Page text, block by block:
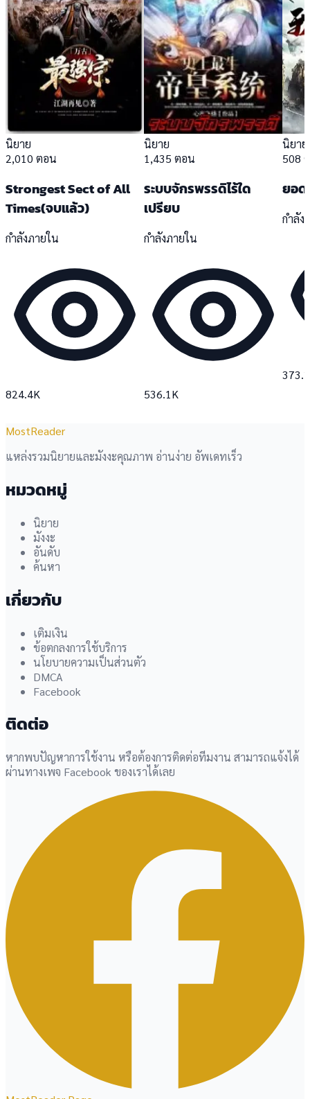
นิยาย
2,010 ตอน
Strongest Sect of All
Times(จบแล้ว)
กำลังภายใน
824.4K
นิยาย
1,435 ตอน
ระบบจักรพรรดิไร้ใด
เปรียบ
กำลังภายใน
536.1K
นิยาย
508
ยอด
กำลัง
MostReader
แหล่งรวมนิยายและมังงะคุณภาพ อ่านง่าย อัพเดทเร็ว
หมวดหมู่
นิยาย
มังงะ
อันดับ
ค้นหา
เกี่ยวกับ
เติมเงิน
ข้อตกลงการใช้บริการ
นโยบายความเป็นส่วนตัว
DMCA
Facebook
ติดต่อ
หากพบปัญหาการใช้งาน หรือต้องการติดต่อทีมงาน สามารถแจ้งได้
ผ่านทางเพจ Facebook ของเราได้เลย